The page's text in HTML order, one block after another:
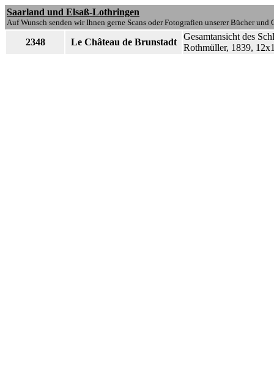
Saarland und Elsaß-Lothringen
Auf Wunsch senden wir Ihnen gerne Scans oder Fotografien unserer Bücher und
2348 Le Château de Brunstadt
Gesamtansicht des
Rothmüller, 1839,